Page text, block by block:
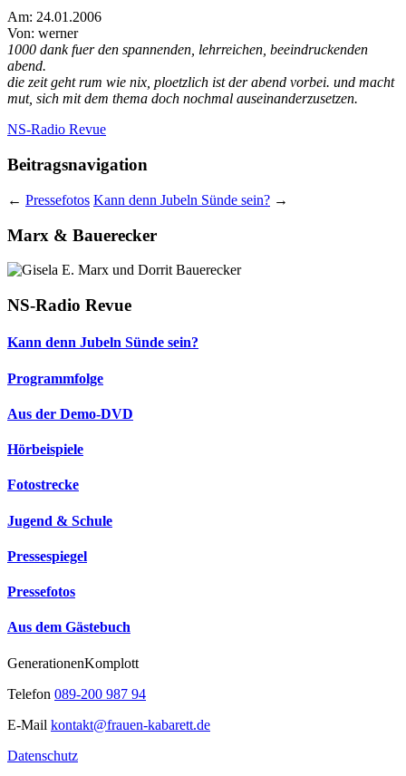
Am: 24.01.2006
Von: werner
1000 dank fuer den spannenden, lehrreichen, beeindruckenden
abend.
die zeit geht rum wie nix, ploetzlich ist der abend vorbei. und macht
mut, sich mit dem thema doch nochmal auseinanderzusetzen.
NS-Radio Revue
Beitragsnavigation
← Pressefotos Kann denn Jubeln Sünde sein? →
Marx & Bauerecker
NS-Radio Revue
Kann denn Jubeln Sünde sein?
Programmfolge
Aus der Demo-DVD
Hörbeispiele
Fotostrecke
Jugend & Schule
Pressespiegel
Pressefotos
Aus dem Gästebuch
GenerationenKomplott
Telefon 089-200 987 94
E-Mail kontakt@frauen-kabarett.de
Datenschutz